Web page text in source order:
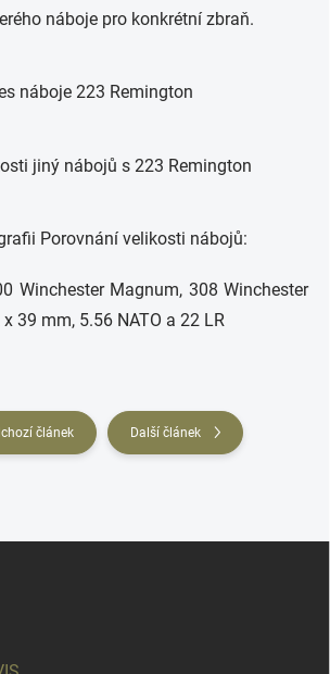
náboje pro konkrétní zbraň.
Porovnání velikosti nábojů:
Winchester Magnum, 308 Winchester
39 mm, 5.56 NATO a 22 LR
článek Další článek